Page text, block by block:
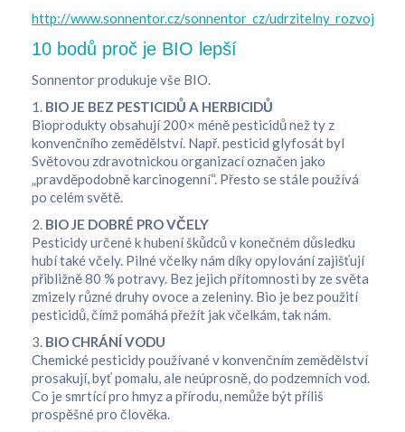
http://www.sonnentor.cz/sonnentor_cz/udrzitelny_rozvoj/
10 bodů proč je BIO lepší
Sonnentor produkuje vše BIO.
1. BIO JE BEZ PESTICIDŮ A HERBICIDŮ
Bioprodukty obsahují 200× méně pesticidů než ty z
konvenčního zemědělství. Např. pesticid glyfosát byl
Světovou zdravotnickou organizací označen jako
„pravděpodobně karcinogenní“. Přesto se stále používá
po celém světě.
2. BIO JE DOBRÉ PRO VČELY
Pesticidy určené k hubení škůdců v konečném důsledku
hubí také včely. Pilné včelky nám díky opylování zajišťují
přibližně 80 % potravy. Bez jejich přítomnosti by ze světa
zmizely různé druhy ovoce a zeleniny. Bio je bez použití
pesticidů, čímž pomáhá přežít jak včelkám, tak nám.
3. BIO CHRÁNÍ VODU
Chemické pesticidy používané v konvenčním zemědělství
prosakují, byť pomalu, ale neúprosně, do podzemních vod.
Co je smrtící pro hmyz a přírodu, nemůže být příliš
prospěšné pro člověka.